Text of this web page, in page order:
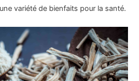
variété de bienfaits pour la santé.